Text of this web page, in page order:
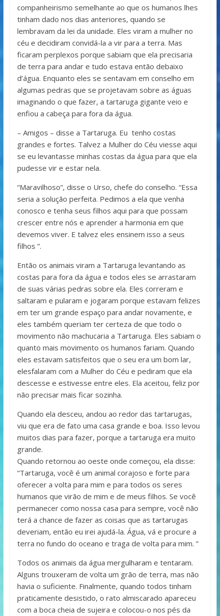
companheirismo semelhante ao que os humanos lhes
tinham dado nos dias anteriores, quando se
lembravam da lei da unidade. Eles viram a mulher no
céu e decidiram convidá-la a vir para a terra. Mas
ficaram perplexos porque sabiam que ela precisaria
de terra para andar e tudo estava então debaixo
d’água. Enquanto eles se sentavam em conselho em
algumas pedras que se projetavam sobre as águas
imaginando o que fazer, a tartaruga gigante veio e
enfiou a cabeça para fora da água.
– Amigos – disse a Tartaruga. Eu tenho costas
grandes e fortes. Talvez a Mulher do Céu viesse aqui
se eu levantasse minhas costas da água para que ela
pudesse vir e estar nela.
“Maravilhoso”, disse o Urso, chefe do conselho. “Essa
seria a solução perfeita. Pedimos a ela que venha
conosco e tenha seus filhos aqui para que possam
crescer entre nós e aprender a harmonia em que
devemos viver. E talvez eles ensinem isso a seus
filhos ”.
Então os animais viram a Tartaruga levantando as
costas para fora da água e todos eles se arrastaram
de suas várias pedras sobre ela. Eles correram e
saltaram e pularam e jogaram porque estavam felizes
em ter um grande espaço para andar novamente, e
eles também queriam ter certeza de que todo o
movimento não machucaria a Tartaruga. Eles sabiam o
quanto mais movimento os humanos fariam. Quando
eles estavam satisfeitos que o seu era um bom lar,
elesfalaram com a Mulher do Céu e pediram que ela
descesse e estivesse entre eles. Ela aceitou, feliz por
não precisar mais ficar sozinha.
Quando ela desceu, andou ao redor das tartarugas,
viu que era de fato uma casa grande e boa. Isso levou
muitos dias para fazer, porque a tartaruga era muito
grande.
Quando retornou ao oeste onde começou, ela disse:
“Tartaruga, você é um animal corajoso e forte para
oferecer a volta para mim e para todos os seres
humanos que virão de mim e de meus filhos. Se você
permanecer como nossa casa para sempre, você não
terá a chance de fazer as coisas que as tartarugas
deveriam, então eu irei ajudá-la. Água, vá e procure a
terra no fundo do oceano e traga de volta para mim. ”
Todos os animais da água mergulharam e tentaram.
Alguns trouxeram de volta um grão de terra, mas não
havia o suficiente. Finalmente, quando todos tinham
praticamente desistido, o rato almiscarado apareceu
com a boca cheia de sujeira e colocou-o nos pés da